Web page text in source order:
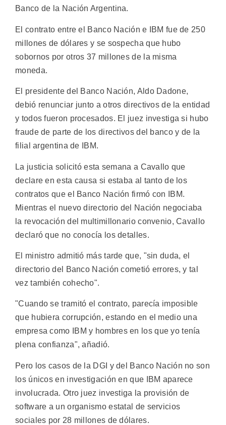
Banco de la Nación Argentina.
El contrato entre el Banco Nación e IBM fue de 250
millones de dólares y se sospecha que hubo
sobornos por otros 37 millones de la misma
moneda.
El presidente del Banco Nación, Aldo Dadone,
debió renunciar junto a otros directivos de la entidad
y todos fueron procesados. El juez investiga si hubo
fraude de parte de los directivos del banco y de la
filial argentina de IBM.
La justicia solicitó esta semana a Cavallo que
declare en esta causa si estaba al tanto de los
contratos que el Banco Nación firmó con IBM.
Mientras el nuevo directorio del Nación negociaba
la revocación del multimillonario convenio, Cavallo
declaró que no conocía los detalles.
El ministro admitió más tarde que, "sin duda, el
directorio del Banco Nación cometió errores, y tal
vez también cohecho".
"Cuando se tramitó el contrato, parecía imposible
que hubiera corrupción, estando en el medio una
empresa como IBM y hombres en los que yo tenía
plena confianza", añadió.
Pero los casos de la DGI y del Banco Nación no son
los únicos en investigación en que IBM aparece
involucrada. Otro juez investiga la provisión de
software a un organismo estatal de servicios
sociales por 28 millones de dólares.